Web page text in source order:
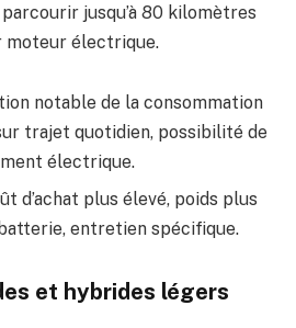
jusqu’à 80 kilomètres
moteur électrique.
notable de la consommation
trajet quotidien, possibilité de
électrique.
d’achat plus élevé, poids plus
entretien spécifique.
et hybrides légers